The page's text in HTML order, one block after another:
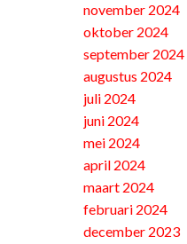
november 2024
oktober 2024
september 2024
augustus 2024
juli 2024
juni 2024
mei 2024
april 2024
maart 2024
februari 2024
december 2023